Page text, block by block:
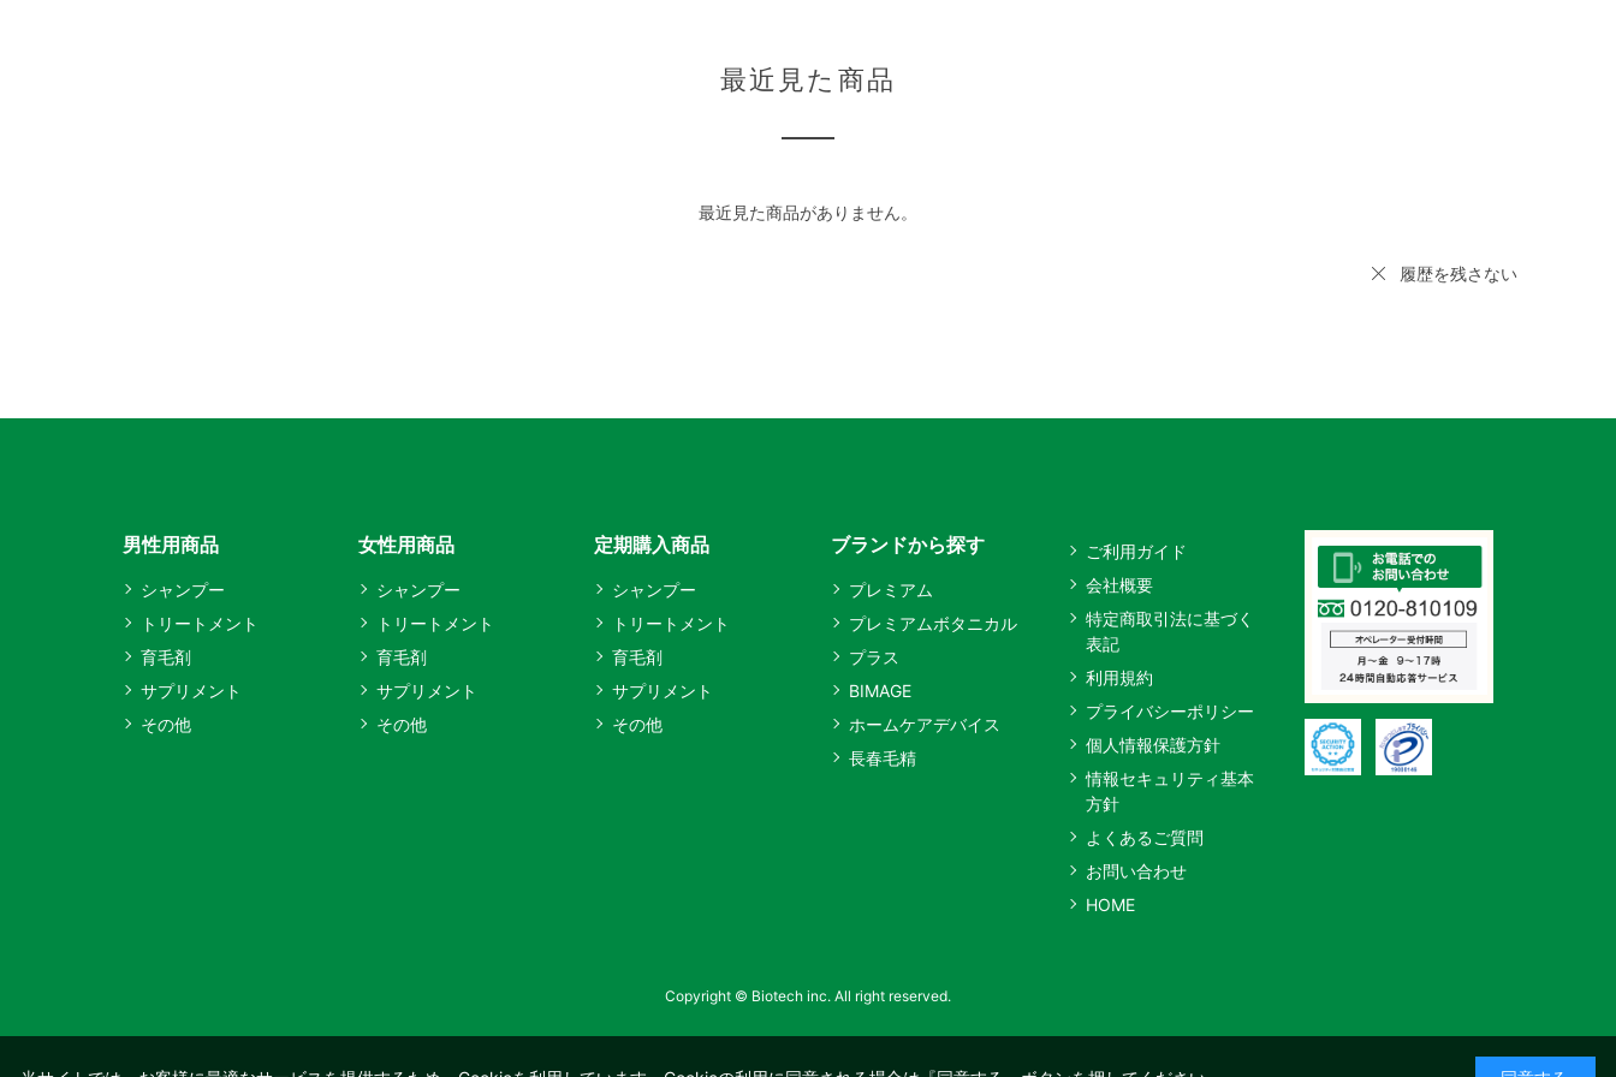
最近見た商品
最近見た商品がありません。
履歴を残さない
男性用商品
シャンプー
トリートメント
育毛剤
サプリメント
その他
女性用商品
シャンプー
トリートメント
育毛剤
サプリメント
その他
定期購入商品
シャンプー
トリートメント
育毛剤
サプリメント
その他
ブランドから探す
プレミアム
プレミアムボタニカル
プラス
BIMAGE
ホームケアデバイス
長春毛精
ご利用ガイド
会社概要
特定商取引法に基づく
表記
利用規約
プライバシーポリシー
個人情報保護方針
情報セキュリティ基本
方針
よくあるご質問
お問い合わせ
HOME
Copyright © Biotech inc. All right reserved.